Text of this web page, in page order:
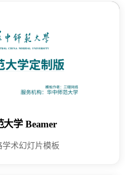
大学 Beamer
学术幻灯片模板